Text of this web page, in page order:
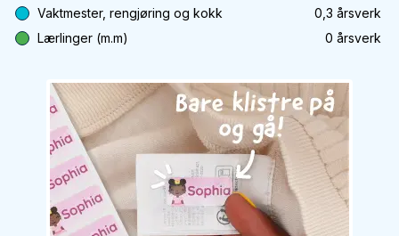
Vaktmester, rengjøring og kokk
0,3 årsverk
Lærlinger (m.m)
0 årsverk